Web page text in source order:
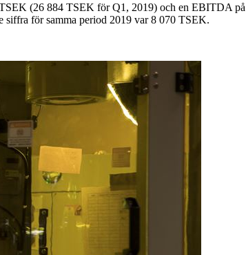
(26 884 TSEK för Q1, 2019) och en EBITDA
siffra för samma period 2019 var 8 070 TSEK.